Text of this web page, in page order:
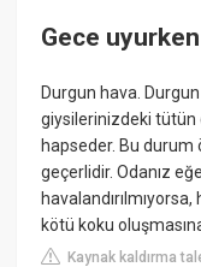
Gece
Durgun hava.
giysilerinizdeki tütün
hapseder. Bu durum
geçerlidir. Odanız
kötü koku
Kaynak kaldırma